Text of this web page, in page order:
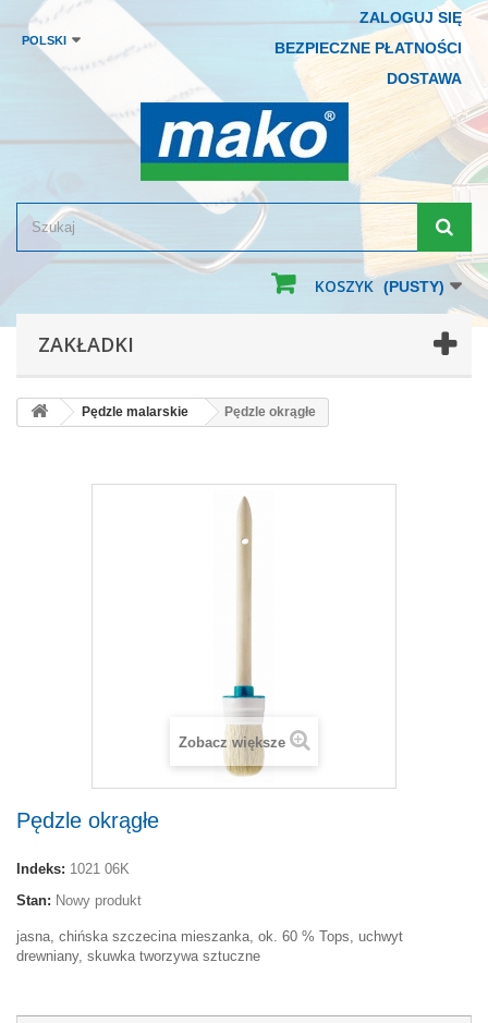
ZALOGUJ SIĘ
BEZPIECZNE PŁATNOŚCI
DOSTAWA
POLSKI
KOSZYK (PUSTY)
ZAKŁADKI
Pędzle malarskie Pędzle okrągłe
Zobacz większe
Pędzle okrągłe
Indeks: 1021 06K
Stan: Nowy produkt
jasna, chińska szczecina mieszanka, ok. 60 % Tops, uchwyt
drewniany, skuwka tworzywa sztuczne